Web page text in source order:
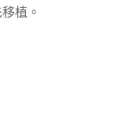
植。